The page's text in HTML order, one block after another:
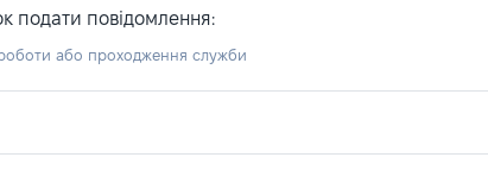
подати повідомлення:
або проходження служби